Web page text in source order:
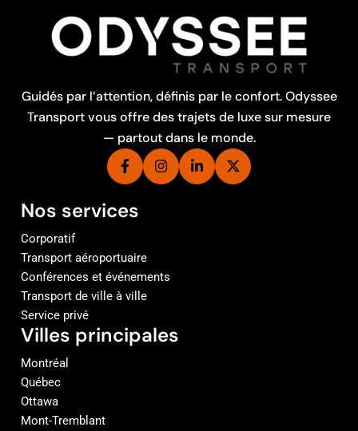
Guidés par l’attention, définis par le confort. Odyssee
Transport vous offre des trajets de luxe sur mesure
— partout dans le monde.
Nos services
Corporatif
Transport aéroportuaire
Conférences et événements
Transport de ville à ville
Service privé
Villes principales
Montréal
Québec
Ottawa
Mont-Tremblant